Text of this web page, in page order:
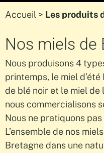
Accueil > Les produits
Nos miels de
Nous produisons 4
printemps, le miel
de blé noir et le miel de
nous commercialisons
Nous ne pratiquons
L’ensemble de nos
Bretagne dans une